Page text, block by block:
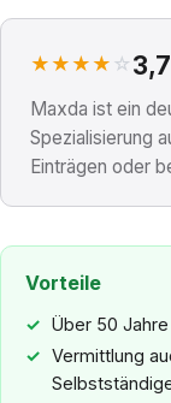
★ ★ ★ ★ ☆ 3,7
Maxda ist ein
Spezialisierung
Einträgen oder
Vorteile
Über 50
Vermittlung